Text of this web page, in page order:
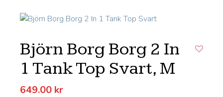
Björn Borg Borg 2 In
1 Tank Top Svart, M
649.00 kr